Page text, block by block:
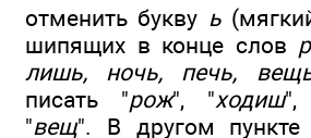
отменить букву ь
шипящих в конце слов
лишь, ночь, печь,
писать "рож", "ходиш",
"вещ". В другом пункте